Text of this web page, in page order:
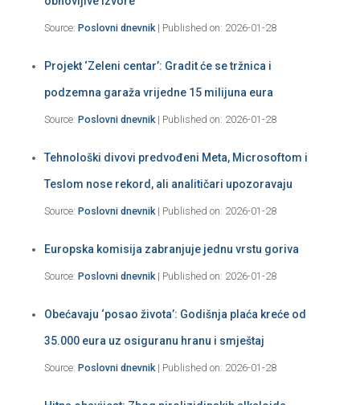
Source: Poslovni dnevnik Published on: 2026-01-28
Projekt ‘Zeleni centar’: Gradit će se tržnica i
podzemna garaža vrijedne 15 milijuna eura
Source: Poslovni dnevnik Published on: 2026-01-28
Tehnološki divovi predvođeni Meta, Microsoftom i
Teslom nose rekord, ali analitičari upozoravaju
Source: Poslovni dnevnik Published on: 2026-01-28
Europska komisija zabranjuje jednu vrstu goriva
Source: Poslovni dnevnik Published on: 2026-01-28
Obećavaju ‘posao života’: Godišnja plaća kreće od
35.000 eura uz osiguranu hranu i smještaj
Source: Poslovni dnevnik Published on: 2026-01-28